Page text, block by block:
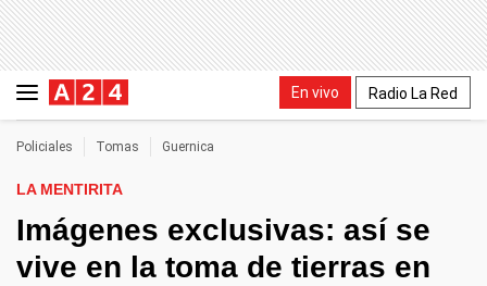
En vivo Radio La Red
Policiales Tomas Guernica
LA MENTIRITA
Imágenes exclusivas: así se
vive en la toma de tierras en